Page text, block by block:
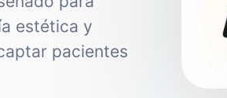
estética y
pacientes